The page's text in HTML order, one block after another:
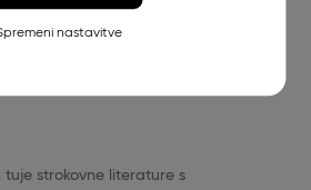
za pse in mačke in
pripravljenosti.
strokovne literature s
nastavitve